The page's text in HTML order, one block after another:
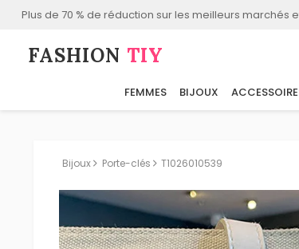
Plus de 70 % de réduction sur les meilleurs marchés
FASHION⁠ TIY
FEMMES BIJOUX
Bijoux Porte-clés T1026010539